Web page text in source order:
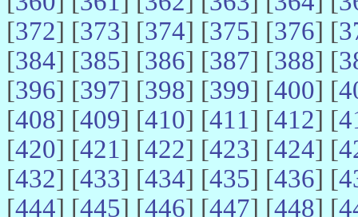
[372] [373] [374] [375] [376] [
[384] [385] [386] [387] [388] [
[396] [397] [398] [399] [400] [
[408] [409] [410] [411] [412] [
[420] [421] [422] [423] [424] [
[432] [433] [434] [435] [436] [
[444] [445] [446] [447] [448] [